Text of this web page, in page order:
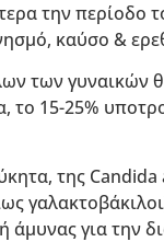
την περίοδο
καύσο &
των γυναικών
το 15-25%
της
για την